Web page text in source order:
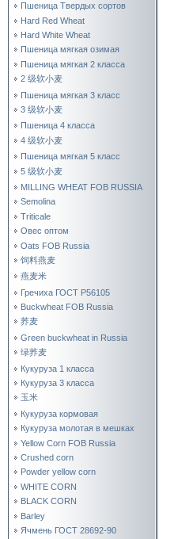
Пшеница Твердых сортов
Hard Red Wheat
Hard White Wheat
Пшеница мягкая озимая
Пшеница мягкая 2 класса
2 级软小麦
Пшеница мягкая 3 класс
3 级软小麦
Пшеница 4 класса
4 级软小麦
Пшеница мягкая 5 класс
5 级软小麦
MILLING WHEAT FOB RUSSIA
Semolina
Triticale
Овес оптом
Oats FOB Russia
饲料燕麦
燕麦米
Гречиха ГОСТ Р56105
Buckwheat FOB Russia
荞麦
Green buckwheat in Russia
绿荞麦
Кукуруза 1 класса
Кукуруза 3 класса
玉米
Кукуруза кормовая
Кукуруза молотая в мешках
Yellow Corn FOB Russia
Crushed corn
Powder yellow corn
WHITE CORN
BLACK CORN
Barley
Ячмень ГОСТ 28692-90